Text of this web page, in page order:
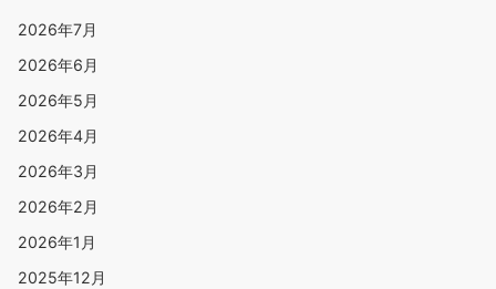
2026年7月
2026年6月
2026年5月
2026年4月
2026年3月
2026年2月
2026年1月
2025年12月